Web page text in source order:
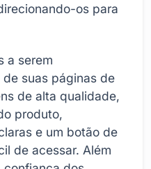
os para
a serem
suas páginas de
de alta qualidade,
produto,
e um botão de
de acessar. Além